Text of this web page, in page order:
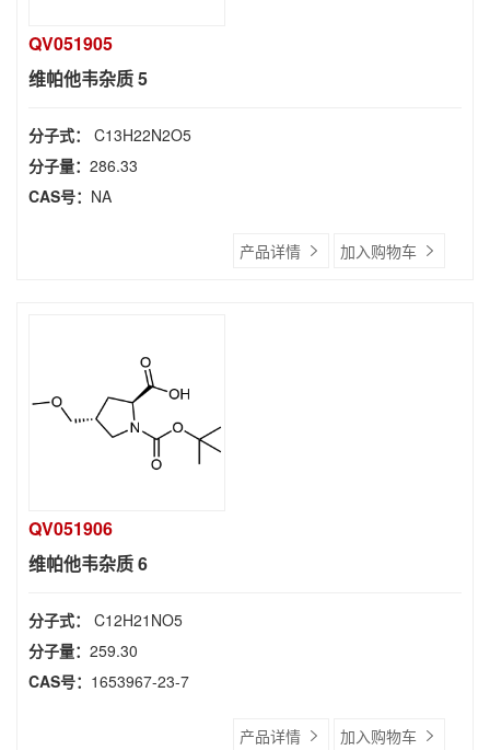
QV051905
维帕他韦杂质 5
分子式： C13H22N2O5
分子量： 286.33
CAS号： NA
产品详情 加入购物车
QV051906
维帕他韦杂质 6
分子式： C12H21NO5
分子量： 259.30
CAS号： 1653967-23-7
产品详情 加入购物车